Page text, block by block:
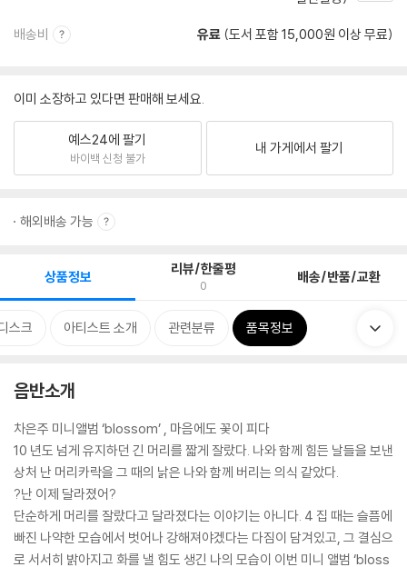
배송비 유료 (도서 포함 15,000원 이상 무료)
이미 소장하고 있다면 판매해 보세요.
예스24에 팔기
바이백 신청 불가
내 가게에서 팔기
해외배송 가능
상품정보 리뷰/한줄평
0 배송/반품/교환
스크 아티스트 소개 관련분류 품목정보
음반소개
차은주 미니앨범 ‘blossom’ , 마음에도 꽃이 피다
10 년도 넘게 유지하던 긴 머리를 짧게 잘랐다. 나와 함께 힘든 날들을 보낸
상처 난 머리카락을 그 때의 낡은 나와 함께 버리는 의식 같았다.
?난 이제 달라졌어?
단순하게 머리를 잘랐다고 달라졌다는 이야기는 아니다. 4 집 때는 슬픔에
빠진 나약한 모습에서 벗어나 강해져야겠다는 다짐이 담겨있고, 그 결심으
로 서서히 밝아지고 화를 낼 힘도 생긴 나의 모습이 이번 미니 앨범 ‘bloss